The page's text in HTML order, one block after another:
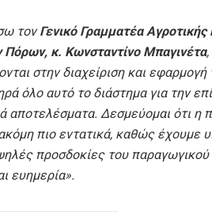
τονΓενικό Γραμματέα Αγροτικής
Πόρων, κ. Κωνσταντίνο Μπαγινέτα
στην διαχείριση και
όλο αυτό το διάστημα για την
αποτελέσματα. Δεσμεύομαι ότι η
πιο εντατικά, καθώς έχουμε
προσδοκίες του
ευημερία».